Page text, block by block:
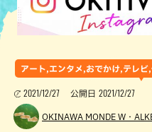
アート,エンタメ,おでかけ,テレ
2021/12/27 公開日 2021/12/27
OKINAWA MONDE W・